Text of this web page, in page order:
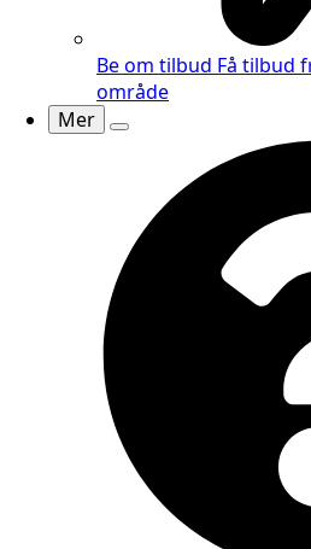
Be om tilbud Få tilbud
område
Mer